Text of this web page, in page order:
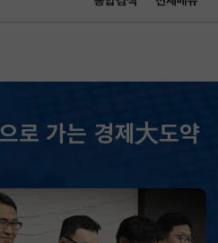
로 가는 경제大도약
6258.77 37.61(하락)